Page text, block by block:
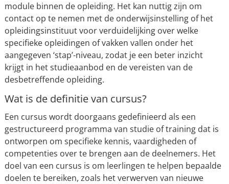
module binnen de opleiding. Het kan nuttig zijn om
contact op te nemen met de onderwijsinstelling of het
opleidingsinstituut voor verduidelijking over welke
specifieke opleidingen of vakken vallen onder het
aangegeven ‘stap’-niveau, zodat je een beter inzicht
krijgt in het studieaanbod en de vereisten van de
desbetreffende opleiding.
Wat is de definitie van cursus?
Een cursus wordt doorgaans gedefinieerd als een
gestructureerd programma van studie of training dat is
ontworpen om specifieke kennis, vaardigheden of
competenties over te brengen aan de deelnemers. Het
doel van een cursus is om leerlingen te helpen bepaalde
doelen te bereiken, zoals het verwerven van nieuwe